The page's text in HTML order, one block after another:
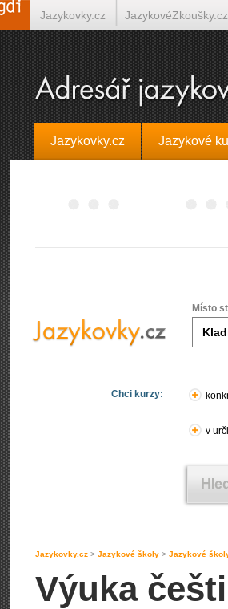
Jazykovky.cz Jazykové
Místo
Chci kurzy:
v
Jazykovky.cz > Jazykové školy > Jazykové
Výuka
Jazykovky.cz JazykovéZkoušky.cz
Španělština on-line Italština on-